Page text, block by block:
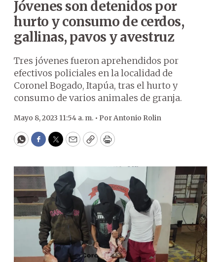
Jóvenes son detenidos por
hurto y consumo de cerdos,
gallinas, pavos y avestruz
Tres jóvenes fueron aprehendidos por
efectivos policiales en la localidad de
Coronel Bogado, Itapúa, tras el hurto y
consumo de varios animales de granja.
Mayo 8, 2023 11:54 a. m. • PorAntonio Rolin
WhatsApp
Facebook
Twitter
EmailCopyPrint